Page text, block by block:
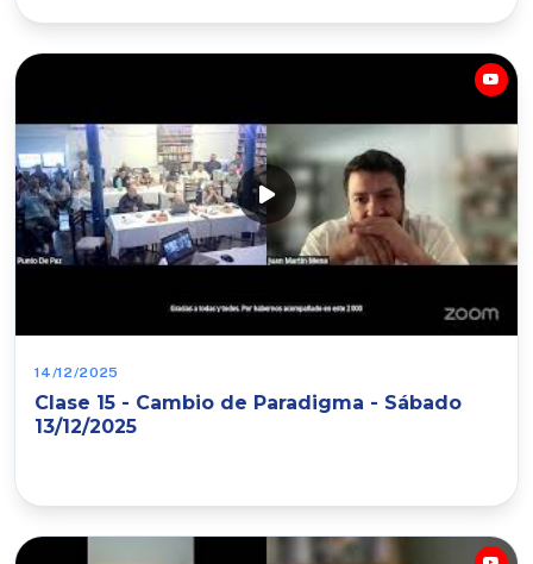
14/12/2025
Clase 15 - Cambio de Paradigma - Sábado
13/12/2025